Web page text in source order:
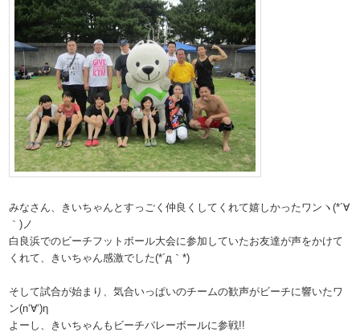
みなさん、きいちゃんとすっごく仲良くしてくれて嬉しかったワンヽ(*´∀
｀)ノ
白良浜でのビーチフットボール大会に参加していたお友達が声をかけて
くれて、きいちゃん感激でした(*´д｀*)
そして試合が始まり、気合いっぱいのチームの歓声がビーチに響いたワ
ン(n‘∀‘)η
よーし、きいちゃんもビーチバレーボールに参戦!!